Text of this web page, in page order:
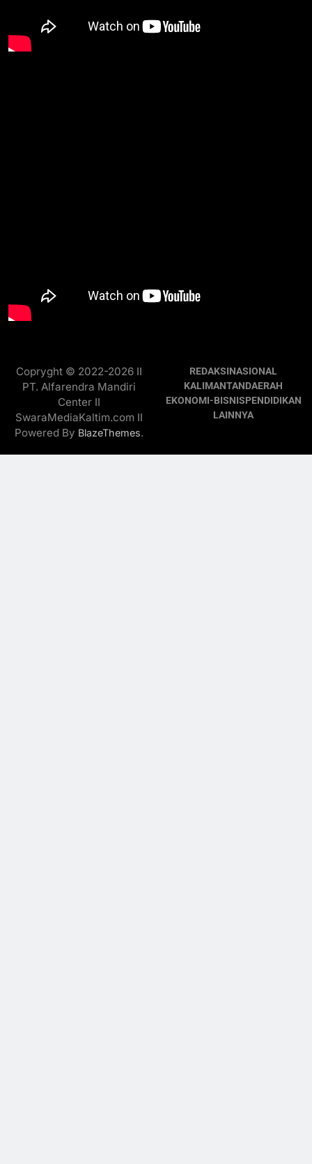
Copryght © 2022-2026 II
PT. Alfarendra Mandiri
Center II
SwaraMediaKaltim.com II
Powered By BlazeThemes.
REDAKSINASIONAL
KALIMANTANDAERAH
EKONOMI-BISNISPENDIDIKAN
LAINNYA